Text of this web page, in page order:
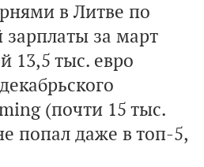
в Литве по
за март
13,5 тыс. евро
(почти 15 тыс.
попал даже в топ-5,